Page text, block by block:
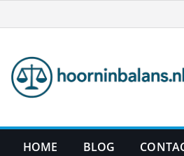
naar
inhoud
HOME BLOG